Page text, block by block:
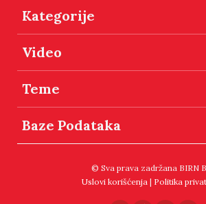
Kategorije
Video
Teme
Baze Podataka
© Sva prava zadržana BIRN
Uslovi korišćenja | Politika